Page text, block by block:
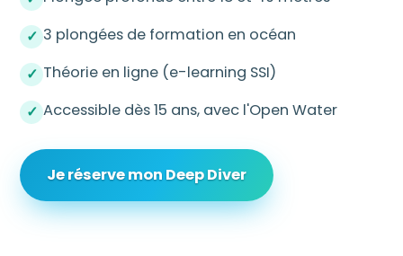
✓ 3 plongées de formation en océan
✓ Théorie en ligne (e-learning SSI)
✓ Accessible dès 15 ans, avec l'Open Water
Je réserve mon Deep Diver